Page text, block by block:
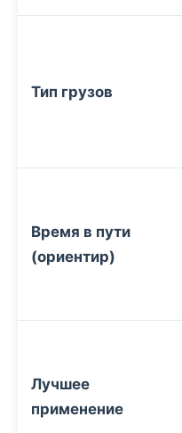
Тип грузов
Время в пути
(ориентир)
Лучшее
применение